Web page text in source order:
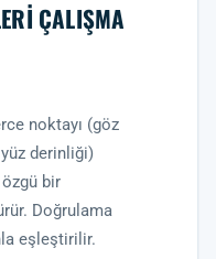
ÇALIŞMA
noktayı (göz
derinliği)
özgü bir
Doğrulama
eşleştirilir.